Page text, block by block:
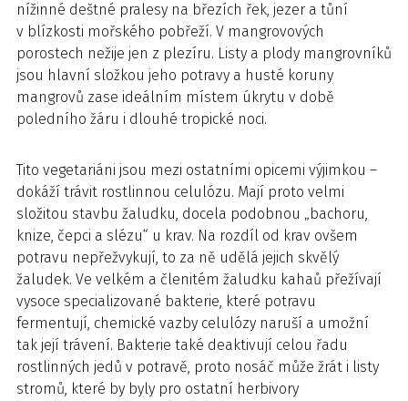
nížinné deštné pralesy na březích řek, jezer a tůní
v blízkosti mořského pobřeží. V mangrovových
porostech nežije jen z plezíru. Listy a plody mangrovníků
jsou hlavní složkou jeho potravy a husté koruny
mangrovů zase ideálním místem úkrytu v době
poledního žáru i dlouhé tropické noci.
Tito vegetariáni jsou mezi ostatními opicemi výjimkou –
dokáží trávit rostlinnou celulózu. Mají proto velmi
složitou stavbu žaludku, docela podobnou „bachoru,
knize, čepci a slézu“ u krav. Na rozdíl od krav ovšem
potravu nepřežvykují, to za ně udělá jejich skvělý
žaludek. Ve velkém a členitém žaludku kahaů přežívají
vysoce specializované bakterie, které potravu
fermentují, chemické vazby celulózy naruší a umožní
tak její trávení. Bakterie také deaktivují celou řadu
rostlinných jedů v potravě, proto nosáč může žrát i listy
stromů, které by byly pro ostatní herbivory